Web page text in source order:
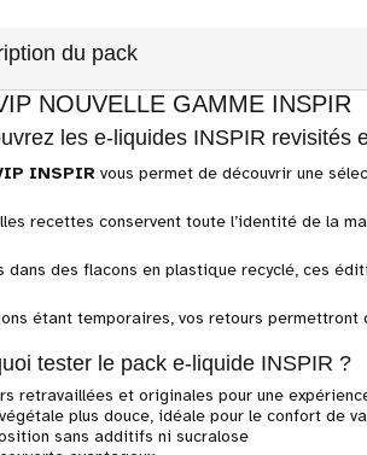
du pack
NOUVELLE GAMME INSPIR
les e-liquides INSPIR revisités
INSPIRvous permet de découvrir une
recettes conservent toute l’identité de la
dans des flacons en plastique recyclé, ces
étant temporaires, vos retours
tester le pack e-liquide INSPIR ?
retravaillées et originales pour une
plus douce, idéale pour le confort de
sans additifs ni sucralose